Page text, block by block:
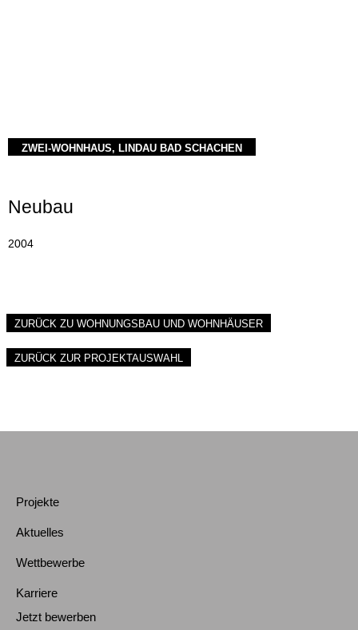
ZWEI-WOHNHAUS, LINDAU BAD SCHACHEN
Neubau
2004
ZURÜCK ZU WOHNUNGSBAU UND WOHNHÄUSER
ZURÜCK ZUR PROJEKTAUSWAHL
Projekte
Aktuelles
Wettbewerbe
Karriere
Jetzt bewerben